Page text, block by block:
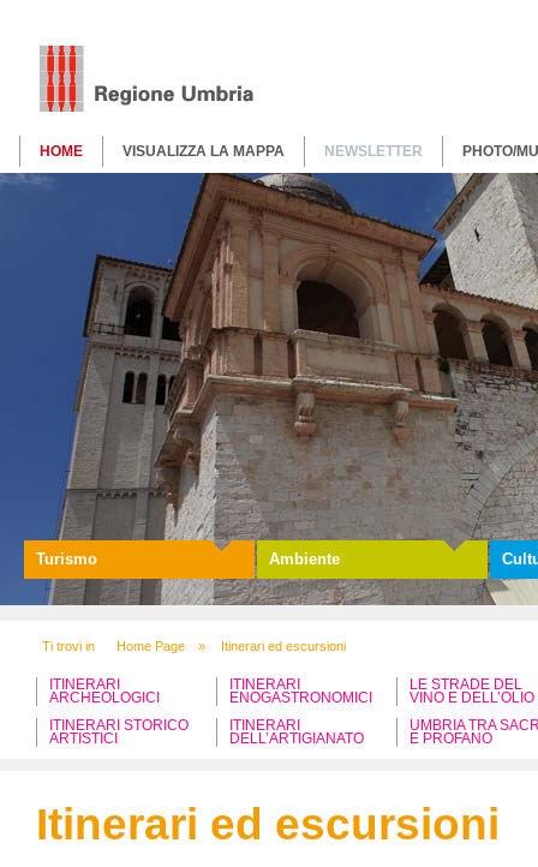
HOME VISUALIZZA LA MAPPA NEWSLETTER PHOTO/
Turismo Ambiente
Ti trovi in Home Page » Itinerari ed escursioni
ITINERARI
ARCHEOLOGICI
ITINERARI
ENOGASTRONOMICI
LE STRADE DEL
VINO E DELL’OLIO
ITINERARI STORICO
ARTISTICI
ITINERARI
DELL’ARTIGIANATO
UMBRIA TRA
E PROFANO
Itinerari ed escursioni